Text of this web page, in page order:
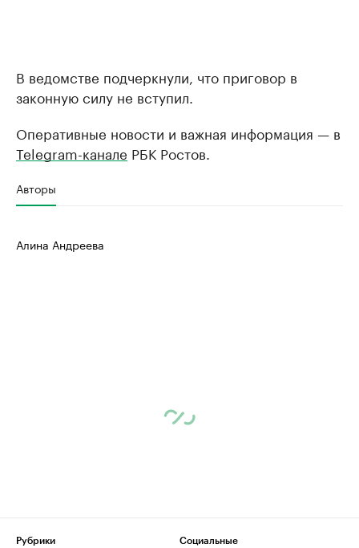
В ведомстве подчеркнули, что приговор в
законную силу не вступил.
Оперативные новости и важная информация — в
Telegram-канале РБК Ростов.
Авторы
Алина Андреева
Рубрики
Социальные